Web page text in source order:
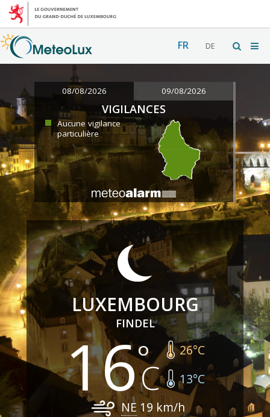
FR DE
08/08/2026 09/08/2026
VIGILANCES
Aucune vigilance
particulière
LUXEMBOURG
FINDEL
16 26°C
13°C
NE 19 km/h